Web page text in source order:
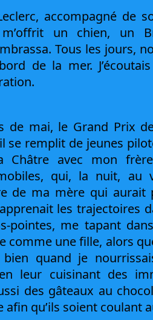
accompagné de
un chien, un
Tous les jours,
de la mer.
de mai, le Grand Prix
se remplit de jeunes
Châtre avec mon
qui, la nuit, au
de ma mère qui aurait
les trajectoires
pointes, me tapant
comme une fille, alors
quand je
leur cuisinant des
des gâteaux au
afin qu’ils soient coulant